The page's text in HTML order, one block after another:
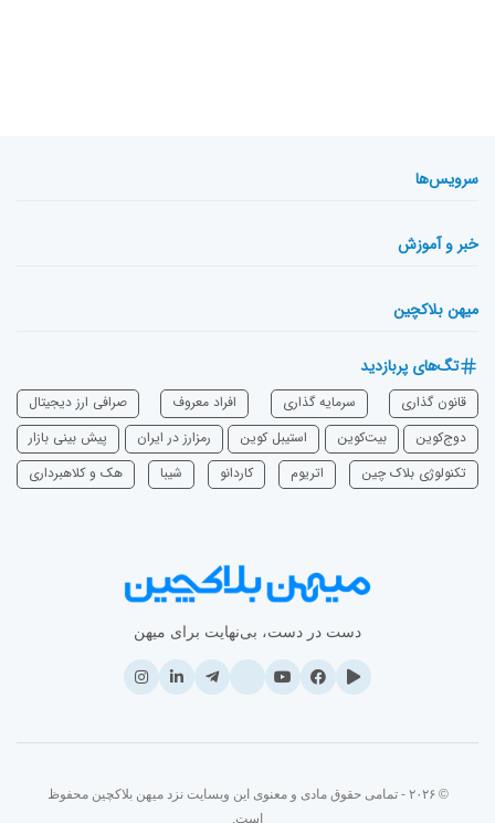
سرویس‌ها
خبر و آموزش
میهن بلاکچین
تگ‌های پربازدید
قانون گذاری سرمایه‌ گذاری افراد معروف
صرافی ارز دیجیتال
دوج‌کوین
بیت‌کوین استیبل کوین رمزارز در ایران
پیش بینی بازار
تکنولوژی بلاک چین
اتریوم ‌کاردانو شیبا هک و کلاهبرداری
دست در دست، بی‌نهایت برای میهن
© ۲۰۲۶ - تمامی حقوق مادی و معنوی این وبسایت نزد میهن بلاکچین محفوظ
است.